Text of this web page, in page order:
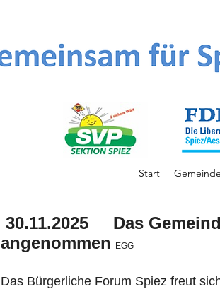
Start
30.11.2025 Das
angenommen
EGG
Das Bürgerliche Forum Spiez freut